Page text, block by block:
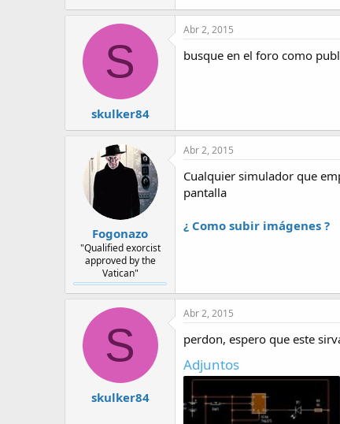
S
skulker84
Abr 2, 2015
busque en el foro como
Fogonazo
"Qualified exorcist
approved by the
Vatican"
Abr 2, 2015
Cualquier simulador que
pantalla
¿ Como subir imágenes ?
S
skulker84
Abr 2, 2015
perdon, espero que este
Adjuntos